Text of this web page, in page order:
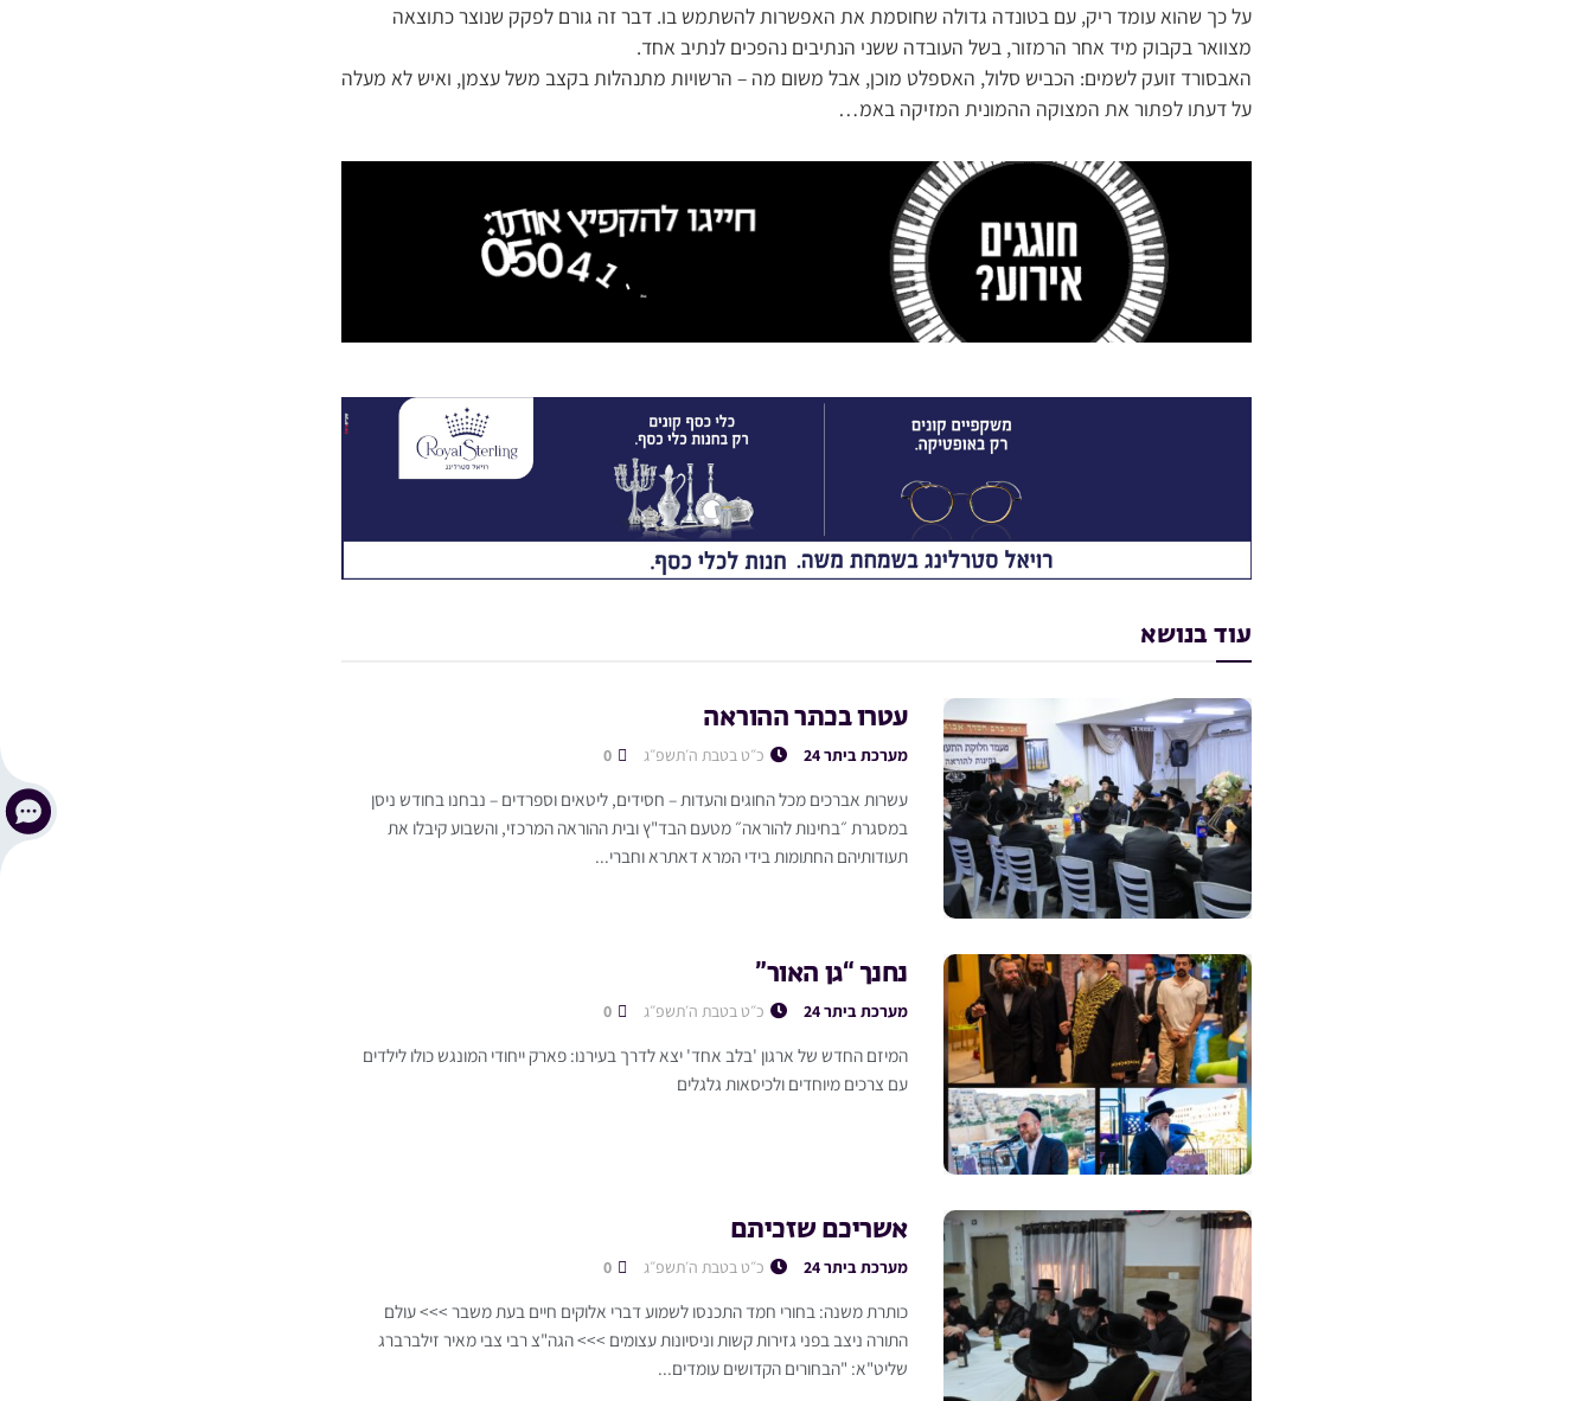
על כך שהוא עומד ריק, עם בטונדה גדולה שחוסמת את האפשרות להשתמש בו. דבר זה גורם לפקק שנוצר כתוצאה
מצוואר בקבוק מיד אחר הרמזור, בשל העובדה ששני הנתיבים נהפכים לנתיב אחד.
האבסורד זועק לשמים: הכביש סלול, האספלט מוכן, אבל משום מה – הרשויות מתנהלות בקצב משל עצמן, ואיש לא מעלה
על דעתו לפתור את המצוקה ההמונית המזיקה באמ…
עוד בנושא
עטרו בכתר ההוראה
מערכת ביתר 24 כ״ט בטבת ה׳תשפ״ג
עשרות אברכים מכל החוגים והעדות – חסידים, ליטאים וספרדים – נבחנו בחודש ניסן
במסגרת ״בחינות להוראה״ מטעם הבד"ץ ובית ההוראה המרכזי, והשבוע קיבלו את
תעודותיהם החתומות בידי המרא דאתרא וחברי...
נחנך “גן האור”
מערכת ביתר 24 כ״ט בטבת ה׳תשפ״ג
המיזם החדש של ארגון 'בלב אחד' יצא לדרך בעירנו: פארק ייחודי המונגש כולו לילדים
עם צרכים מיוחדים ולכיסאות גלגלים
אשריכם שזכיתם
מערכת ביתר 24 כ״ט בטבת ה׳תשפ״ג
כותרת משנה: בחורי חמד התכנסו לשמוע דברי אלוקים חיים בעת משבר >>> עולם
התורה ניצב בפני גזירות קשות וניסיונות עצומים >>> הגה"צ רבי צבי מאיר זילברברג
שליט"א: "הבחורים הקדושים עומדים...